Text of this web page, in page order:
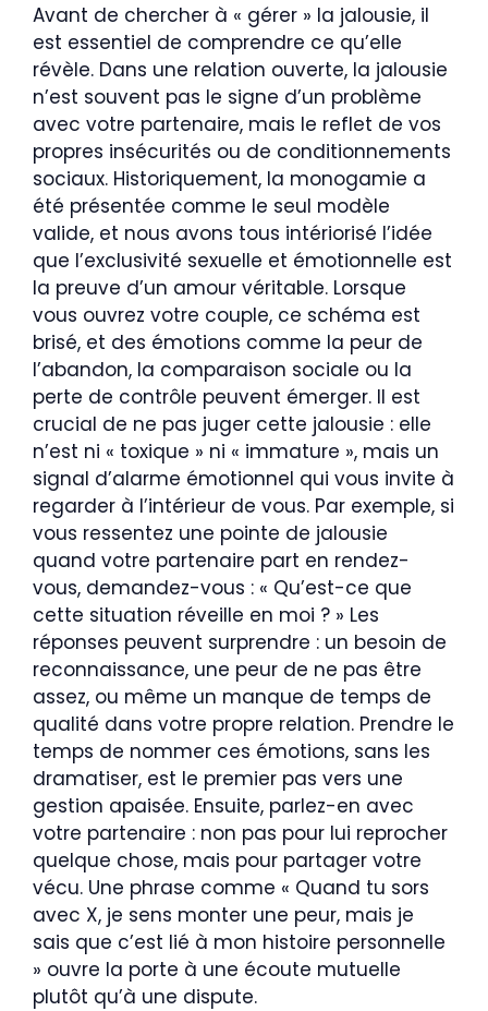
Avant de chercher à « gérer » la jalousie, il
est essentiel de comprendre ce qu’elle
révèle. Dans une relation ouverte, la jalousie
n’est souvent pas le signe d’un problème
avec votre partenaire, mais le reflet de vos
propres insécurités ou de conditionnements
sociaux. Historiquement, la monogamie a
été présentée comme le seul modèle
valide, et nous avons tous intériorisé l’idée
que l’exclusivité sexuelle et émotionnelle est
la preuve d’un amour véritable. Lorsque
vous ouvrez votre couple, ce schéma est
brisé, et des émotions comme la peur de
l’abandon, la comparaison sociale ou la
perte de contrôle peuvent émerger. Il est
crucial de ne pas juger cette jalousie : elle
n’est ni « toxique » ni « immature », mais un
signal d’alarme émotionnel qui vous invite à
regarder à l’intérieur de vous. Par exemple, si
vous ressentez une pointe de jalousie
quand votre partenaire part en rendez-
vous, demandez-vous : « Qu’est-ce que
cette situation réveille en moi ? » Les
réponses peuvent surprendre : un besoin de
reconnaissance, une peur de ne pas être
assez, ou même un manque de temps de
qualité dans votre propre relation. Prendre le
temps de nommer ces émotions, sans les
dramatiser, est le premier pas vers une
gestion apaisée. Ensuite, parlez-en avec
votre partenaire : non pas pour lui reprocher
quelque chose, mais pour partager votre
vécu. Une phrase comme « Quand tu sors
avec X, je sens monter une peur, mais je
sais que c’est lié à mon histoire personnelle
» ouvre la porte à une écoute mutuelle
plutôt qu’à une dispute.